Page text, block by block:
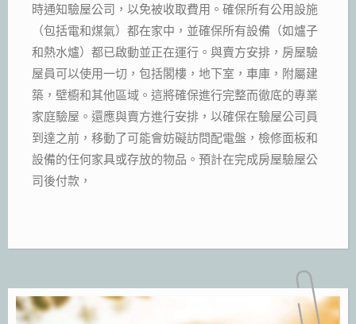
時通知驗屋公司，以免被收取費用。確保所有公用設施
（包括電和煤氣）都在家中，並確保所有設備（如爐子
和熱水爐）都已啟動並正在運行。與賣方安排，房屋驗
屋員可以使用一切，包括閣樓，地下室，車庫，附屬建
築，壁櫥和其他區域。這將確保進行完整而徹底的專業
家庭驗屋。還應與賣方進行安排，以確保在驗屋公司員
到達之前，移動了可能會妨礙訪問配電盤，檢修面板和
設備的任何家具或存放的物品。預計在完成房屋驗屋公
司後付款，